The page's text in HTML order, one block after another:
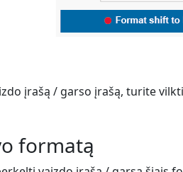
įrašą / garso įrašą, turite
formatą